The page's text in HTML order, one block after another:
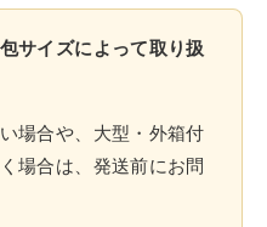
サイズによって取り扱
場合や、大型・外箱付
場合は、発送前にお問